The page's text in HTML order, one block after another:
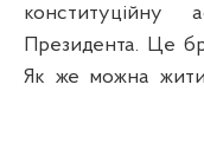
Президента. Це
Як же можна жити